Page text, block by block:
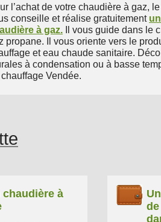
l’achat de votre chaudière à gaz,
conseille et réalise gratuitement
à gaz. Il vous guide dans le
propane. Il vous oriente vers le
et eau chaude sanitaire.
à condensation ou à basse
Vendée.
à